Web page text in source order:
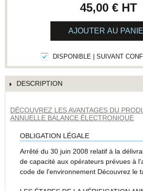
45,00 € HT
AJOUTER AU
DISPONIBLE | SUIVANT
DESCRIPTION
DÉCOUVREZ LES AVANTAGES DU
ANNUELLE BALANCE ÉLECTRONIQUE
OBLIGATION LÉGALE
Arrêté du 30 juin 2008 relatif à la
de capacité aux opérateurs prévues à
code de l'environnement Découvrez le